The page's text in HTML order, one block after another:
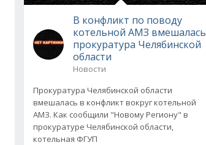
В конфликт по поводу
котельной АМЗ вмешалась
прокуратура Челябинской
области
Новости
Прокуратура Челябинской области
вмешалась в конфликт вокруг котельной
АМЗ. Как сообщили "Новому Региону" в
прокуратуре Челябинской области,
котельная ФГУП